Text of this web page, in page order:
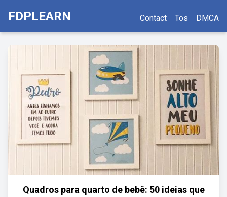
FDPLEARN Contact Tos DMCA
Quadros para quarto de bebê: 50 ideias que